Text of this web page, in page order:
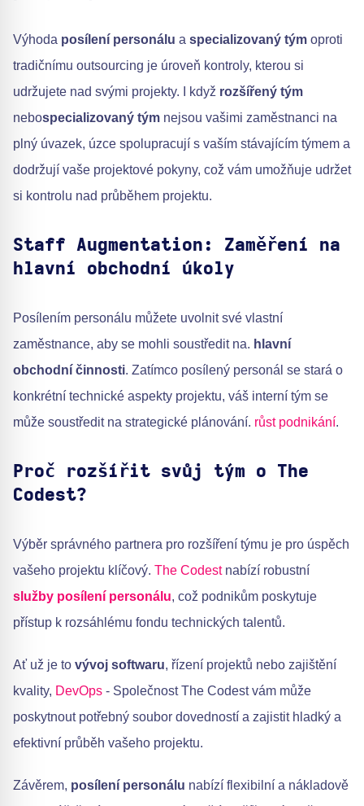
Výhoda posílení personálu a specializovaný tým oproti
tradičnímu outsourcing je úroveň kontroly, kterou si
udržujete nad svými projekty. I když rozšířený tým
nebospecializovaný tým nejsou vašimi zaměstnanci na
plný úvazek, úzce spolupracují s vaším stávajícím týmem a
dodržují vaše projektové pokyny, což vám umožňuje udržet
si kontrolu nad průběhem projektu.
Staff Augmentation: Zaměření na
hlavní obchodní úkoly
Posílením personálu můžete uvolnit své vlastní
zaměstnance, aby se mohli soustředit na. hlavní
obchodní činnosti. Zatímco posílený personál se stará o
konkrétní technické aspekty projektu, váš interní tým se
může soustředit na strategické plánování. růst podnikání.
Proč rozšířit svůj tým o The
Codest?
Výběr správného partnera pro rozšíření týmu je pro úspěch
vašeho projektu klíčový. The Codestnabízí robustní
služby posílení personálu, což podnikům poskytuje
přístup k rozsáhlému fondu technických talentů.
Ať už je to vývoj softwaru, řízení projektů nebo zajištění
kvality, DevOps - Společnost The Codest vám může
poskytnout potřebný soubor dovedností a zajistit hladký a
efektivní průběh vašeho projektu.
Závěrem, posílení personálu nabízí flexibilní a nákladově